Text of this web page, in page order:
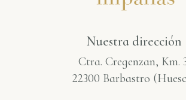
Nuestra dirección
Ctra. Cregenzan, Km.
22300 Barbastro